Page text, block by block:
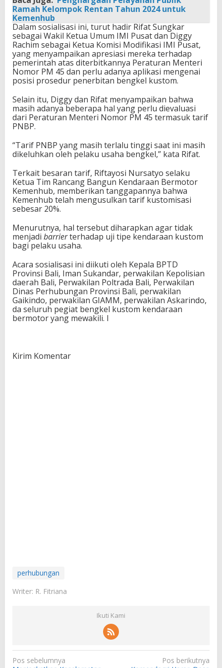
Ramah Kelompok Rentan Tahun 2024 untuk
Kemenhub
Dalam sosialisasi ini, turut hadir Rifat Sungkar
sebagai Wakil Ketua Umum IMI Pusat dan Diggy
Rachim sebagai Ketua Komisi Modifikasi IMI Pusat,
yang menyampaikan apresiasi mereka terhadap
pemerintah atas diterbitkannya Peraturan Menteri
Nomor PM 45 dan perlu adanya aplikasi mengenai
posisi prosedur penerbitan bengkel kustom.
Selain itu, Diggy dan Rifat menyampaikan bahwa
masih adanya beberapa hal yang perlu dievaluasi
dari Peraturan Menteri Nomor PM 45 termasuk tarif
PNBP.
“Tarif PNBP yang masih terlalu tinggi saat ini masih
dikeluhkan oleh pelaku usaha bengkel,” kata Rifat.
Terkait besaran tarif, Riftayosi Nursatyo selaku
Ketua Tim Rancang Bangun Kendaraan Bermotor
Kemenhub, memberikan tanggapannya bahwa
Kemenhub telah mengusulkan tarif kustomisasi
sebesar 20%.
Menurutnya, hal tersebut diharapkan agar tidak
menjadi barrierterhadap uji tipe kendaraan kustom
bagi pelaku usaha.
Acara sosialisasi ini diikuti oleh Kepala BPTD
Provinsi Bali, Iman Sukandar, perwakilan Kepolisian
daerah Bali, Perwakilan Poltrada Bali, Perwakilan
Dinas Perhubungan Provinsi Bali, perwakilan
Gaikindo, perwakilan GIAMM, perwakilan Askarindo,
da seluruh pegiat bengkel kustom kendaraan
bermotor yang mewakili. I
Kirim Komentar
perhubungan
Writer: R. Fitriana
Ikuti Kami
N
Pos sebelumnya
Pos berikutnya